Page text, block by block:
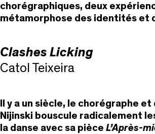
chorégraphiques, deux
métamorphose des identités et
Clashes Licking
Catol Teixeira
Il y a un siècle, le chorégraphe et
Nijinski bouscule radicalement
la danse avec sa pièce L’Après-